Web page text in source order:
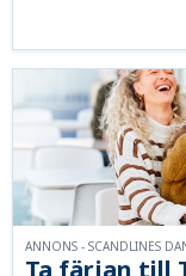
ANNONS - SCANDLINES